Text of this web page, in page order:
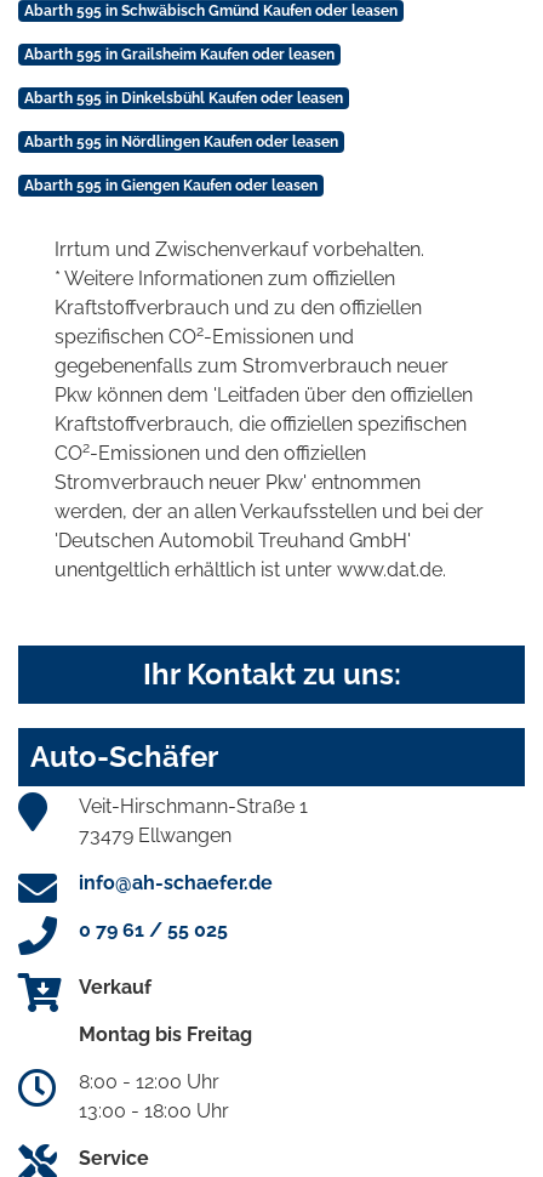
Abarth 595 in Schwäbisch Gmünd Kaufen oder leasen
Abarth 595 in Grailsheim Kaufen oder leasen
Abarth 595 in Dinkelsbühl Kaufen oder leasen
Abarth 595 in Nördlingen Kaufen oder leasen
Abarth 595 in Giengen Kaufen oder leasen
Irrtum und Zwischenverkauf vorbehalten.
* Weitere Informationen zum offiziellen
Kraftstoffverbrauch und zu den offiziellen
spezifischen CO2-Emissionen und
gegebenenfalls zum Stromverbrauch neuer
Pkw können dem 'Leitfaden über den offiziellen
Kraftstoffverbrauch, die offiziellen spezifischen
CO2-Emissionen und den offiziellen
Stromverbrauch neuer Pkw' entnommen
werden, der an allen Verkaufsstellen und bei der
'Deutschen Automobil Treuhand GmbH'
unentgeltlich erhältlich ist unter www.dat.de.
Ihr Kontakt zu uns:
Auto-Schäfer
Veit-Hirschmann-Straße 1
73479 Ellwangen
info@ah-schaefer.de
0 79 61 / 55 025
Verkauf
Montag bis Freitag
8:00 - 12:00 Uhr
13:00 - 18:00 Uhr
Service